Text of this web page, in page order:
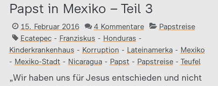
Papst in Mexiko – Teil 3
15. Februar 2016 4 Kommentare
Papstreise
Ecatepec- Franziskus - Honduras -
Kinderkrankenhaus - Korruption - Lateinamerka- Mexiko
- Mexiko-Stadt - Nicaragua- Papst - Papstreise- Teufel
„Wir haben uns für Jesus entschieden und nicht